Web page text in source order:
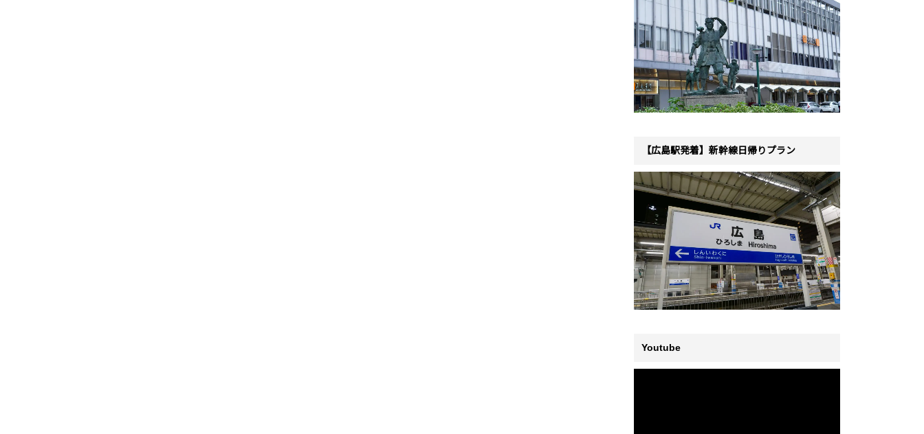
【広島駅発着】新幹線日帰りプラン
Youtube